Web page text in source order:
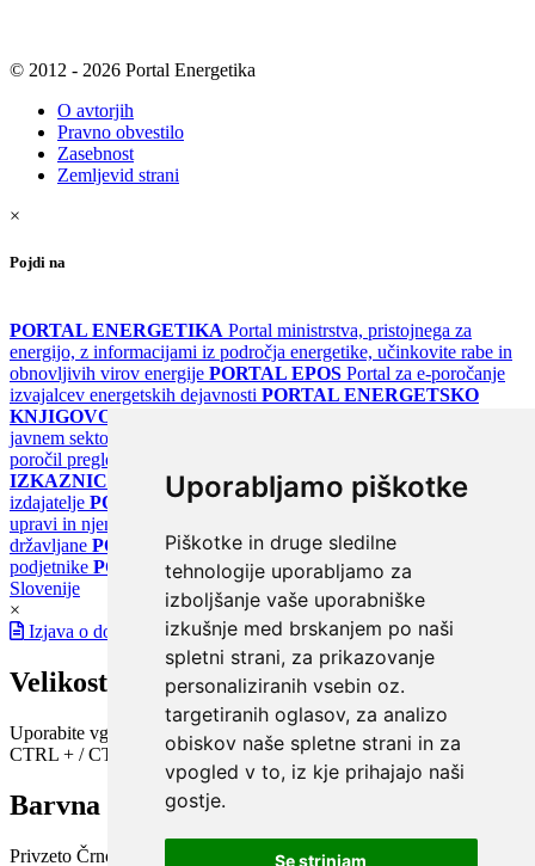
Uporabljamo piškotke
Piškotke in druge sledilne
tehnologije uporabljamo za
izboljšanje vaše uporabniške
izkušnje med brskanjem po naši
spletni strani, za prikazovanje
personaliziranih vsebin oz.
targetiranih oglasov, za analizo
obiskov naše spletne strani in za
vpogled v to, iz kje prihajajo naši
gostje.
Se strinjam
© 2012 - 2026 Portal Energetika
O avtorjih
Pravno obvestilo
Zasebnost
Zemljevid strani
×
Pojdi na
PORTAL ENERGETIKA Portal ministrstva, pristojnega za
energijo, z informacijami iz področja energetike, učinkovite rabe in
obnovljivih virov energije PORTAL EPOS Portal za e-poročanje
izvajalcev energetskih dejavnosti PORTAL ENERGETSKO
KNJIGOVODSTVO
javnem sektorju
poročil pregledov klimatskih sistemov
IZKAZNICE
Register energetskih izkaznic - za izdelovalce in
izdajatelje PORTAL GOV.SI Osrednje spletno mesto o državni
upravi in njenih storitvah
državljane PORTAL SPOT Državni portal za podjetja in
podjetnike PORTAL OPSI Državni portal odprtih podatkov
Slovenije
×
Izjava o dostopnosti
Velikost pisave
Uporabite vgrajeno funkcijo brskalnika
CTRL + / CTRL -
Barvna shema
Privzeto Črno na belem Belo na črnem Črno na bež